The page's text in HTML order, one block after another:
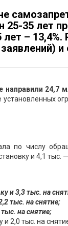
25-35 лет
–
направили 24,7
по числу
и 4,1 тыс.
и 3,3 тыс. на
тыс. на снятие;
на снятие;
и 2,0 тыс. на